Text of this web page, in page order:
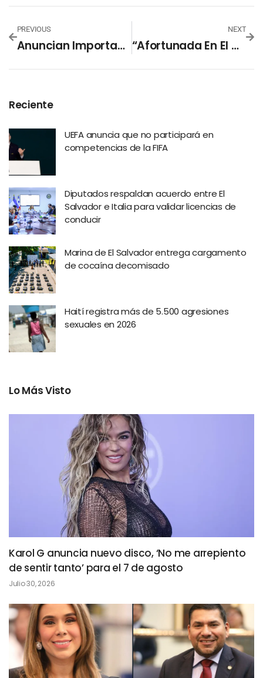
PREVIOUS
Anuncian Importante Inversión Para Aeropuerto Monseñor Romero
NEXT
“Afortunada En El Amor” El Mensaje Que Shakira Lleva En Su Gorra
Reciente
UEFA anuncia que no participará en
competencias de la FIFA
Diputados respaldan acuerdo entre El
Salvador e Italia para validar licencias de
conducir
Marina de El Salvador entrega cargamento
de cocaína decomisado
Haití registra más de 5.500 agresiones
sexuales en 2026
Lo Más Visto
Karol G anuncia nuevo disco, ‘No me arrepiento
de sentir tanto’ para el 7 de agosto
Julio 30, 2026